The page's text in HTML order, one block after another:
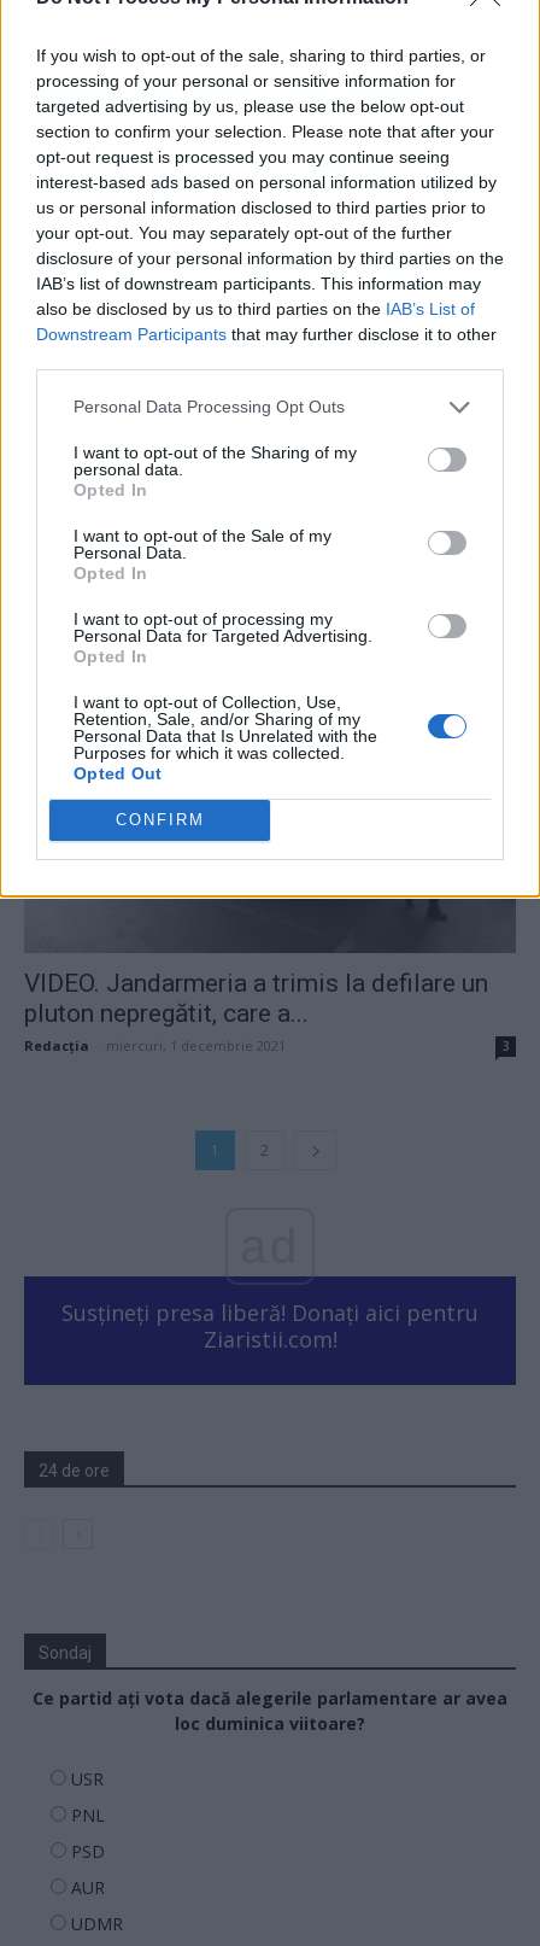
If you wish to opt-out of the sale, sharing to third parties, or
processing of your personal or sensitive information for
targeted advertising by us, please use the below opt-out
section to confirm your selection. Please note that after your
opt-out request is processed you may continue seeing
interest-based ads based on personal information utilized by
us or personal information disclosed to third parties prior to
your opt-out. You may separately opt-out of the further
disclosure of your personal information by third parties on the
IAB’s list of downstream participants. This information may
also be disclosed by us to third parties on the IAB’s List of
Downstream Participants that may further disclose it to other
Personal Data Processing Opt Outs
I want to opt-out of the Sharing of my
personal data.
Opted In
I want to opt-out of the Sale of my
Personal Data.
Opted In
I want to opt-out of processing my
Personal Data for Targeted Advertising.
Opted In
I want to opt-out of Collection, Use,
Retention, Sale, and/or Sharing of my
Personal Data that Is Unrelated with the
Purposes for which it was collected.
Opted Out
CONFIRM
Disperare în tabăra rusă: cu câteva zile
înainte de 9 Mai,...
Matei Udrea joi, 5 mai 2022
Ucrainei până...
Matei Udrea - luni, 4 aprilie 2022
VIDEO. Jandarmeria a trimis la defilare un
pluton nepregătit, care a...
Redacţia miercuri, 1 decembrie 2021 3
1 2
Susțineți presa liberă! Donați aici pentru
Ziaristii.com!
24 de ore
Sondaj
Ce partid ați vota dacă alegerile parlamentare ar avea
loc duminica viitoare?
USR
PNL
PSD
AUR
UDMR